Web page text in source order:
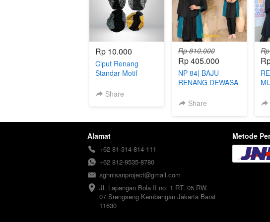
Rp 10.000
Ciput Renang
Standar Motif
Share
Rp 810.000
Rp 405.000
NP 84| BAJU
RENANG DEWASA
Share
Alamat
+62 81-314-814-111
+62 812-9535-8780
aghnisanproject@gmail.com
Jl. Lapangan Bola II no. 1 RT. 05 RW.
07 Srengseng Kembangan Jakarta Barat
11630
Metode